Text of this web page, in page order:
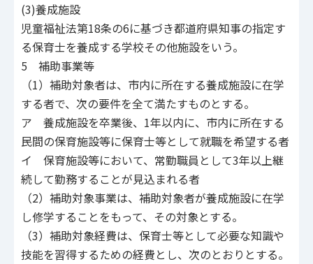
(3)養成施設
児童福祉法第18条の6に基づき都道府県知事の指定す
る保育士を養成する学校その他施設をいう。
5 補助事業等
（1）補助対象者は、市内に所在する養成施設に在学
する者で、次の要件を全て満たすものとする。
ア 養成施設を卒業後、1年以内に、市内に所在する
民間の保育施設等に保育士等として就職を希望する者
イ 保育施設等において、常勤職員として3年以上継
続して勤務することが見込まれる者
（2）補助対象事業は、補助対象者が養成施設に在学
し修学することをもって、その対象とする。
（3）補助対象経費は、保育士等として必要な知識や
技能を習得するための経費とし、次のとおりとする。